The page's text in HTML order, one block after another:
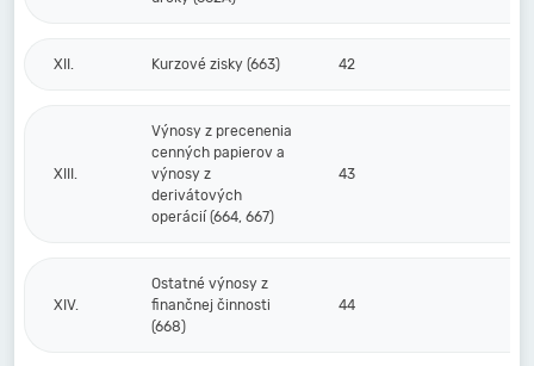
XII. Kurzové zisky (663) 42
XIII.
Výnosy z precenenia
cenných papierov a
výnosy z
derivátových
operácií (664, 667)
43
XIV.
Ostatné výnosy z
finančnej činnosti
(668)
44